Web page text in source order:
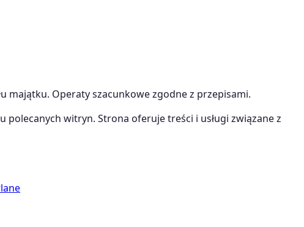
majątku. Operaty szacunkowe zgodne z przepisami.
polecanych witryn. Strona oferuje treści i usługi związane z